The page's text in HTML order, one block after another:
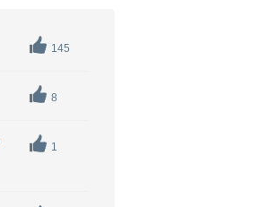
145
8
1